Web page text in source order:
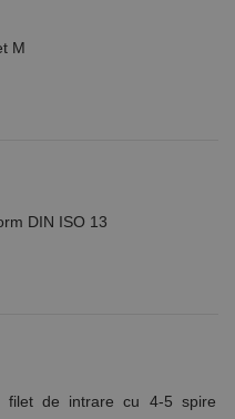
M
DIN ISO 13
filet de intrare cu 4-5 spire